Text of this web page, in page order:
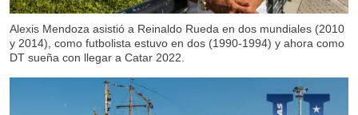
Alexis Mendoza asistió a Reinaldo Rueda en dos mundiales (2010
y 2014), como futbolista estuvo en dos (1990-1994) y ahora como
DT sueña con llegar a Catar 2022.